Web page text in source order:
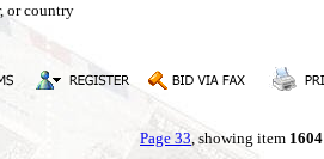
or country
Page 33, showing item 1604